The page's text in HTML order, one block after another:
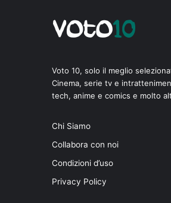
Voto 10, solo il meglio
Cinema, serie tv e
tech, anime e comics e molto
Chi Siamo
Collabora con noi
Condizioni d’uso
Privacy Policy